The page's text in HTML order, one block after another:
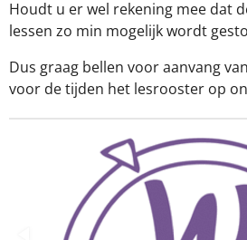
Houdt u er wel rekening mee dat
lessen zo min mogelijk wordt
Dus graag bellen voor aanvang
voor de tijden het lesrooster op